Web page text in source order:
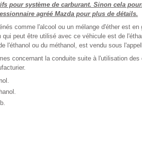
pour système de carburant. Sinon cela
agréé Mazda pour plus de détails.
comme l'alcool ou un mélange d'éther est en
peut être utilisé avec ce véhicule est de
l'éthanol ou du méthanol, est vendu sous
concernant la conduite suite à l'utilisation